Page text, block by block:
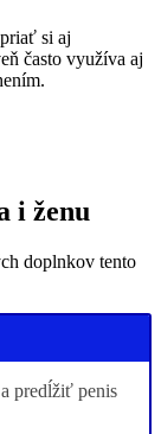
si aj
často využíva aj
i ženu
doplnkov tento
predĺžiť penis